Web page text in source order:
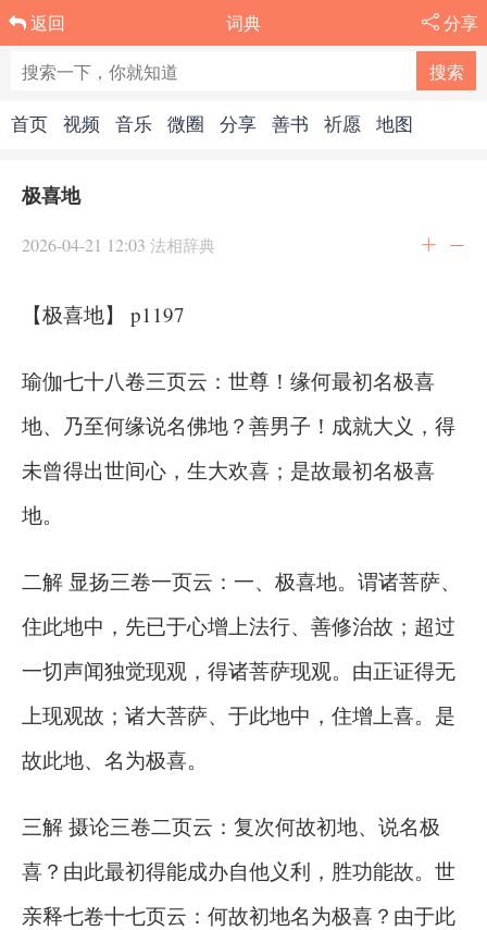
返回 词典 分享
首页 视频 音乐 微圈 分享 善书 祈愿 地图
极喜地
2026-04-21 12:03 法相辞典
【极喜地】 p1197
瑜伽七十八卷三页云：世尊！缘何最初名极喜
地、乃至何缘说名佛地？善男子！成就大义，得
未曾得出世间心，生大欢喜；是故最初名极喜
地。
二解 显扬三卷一页云：一、极喜地。谓诸菩萨、
住此地中，先已于心增上法行、善修治故；超过
一切声闻独觉现观，得诸菩萨现观。由正证得无
上现观故；诸大菩萨、于此地中，住增上喜。是
故此地、名为极喜。
三解 摄论三卷二页云：复次何故初地、说名极
喜？由此最初得能成办自他义利，胜功能故。世
亲释七卷十七页云：何故初地名为极喜？由于此